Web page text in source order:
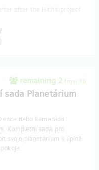
)
remaining 2 from 10
sada Planetárium
nebo kamaráda
Kompletní sada pro
svoje planetárium s úplně